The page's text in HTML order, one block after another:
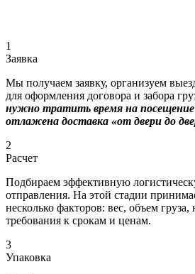
1
Заявка
Мы получаем заявку, организуем
для оформления договора и забора
нужно тратить время на
отлажена доставка «от двери до
2
Расчет
Подбираем эффективную
отправления. На этой стадии
несколько факторов: вес, объем груза,
требования к срокам и ценам.
3
Упаковка